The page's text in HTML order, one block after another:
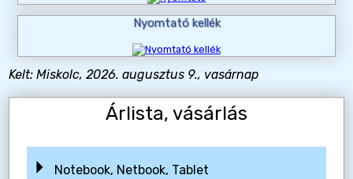
Nyomtató kellék
Kelt: Miskolc, 2026. augusztus 9., vasárnap
Árlista, vásárlás
Notebook, Netbook, Tablet